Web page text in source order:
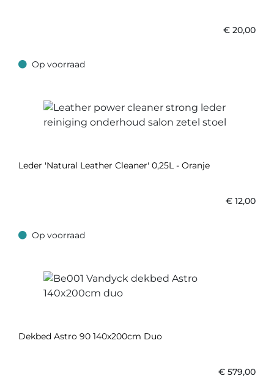
€ 20,00
Op voorraad
Op voorraad
Leder 'Natural Leather Cleaner' 0,25L - Oranje
€ 12,00
Op voorraad
Op voorraad
Dekbed Astro 90 140x200cm Duo
€ 579,00